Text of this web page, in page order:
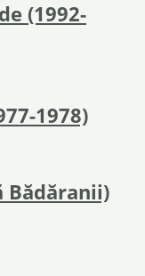
(1992-
1978)
Bădăranii)